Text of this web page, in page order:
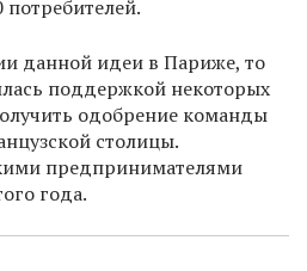
данной идеи в Париже, то
поддержкой некоторых
одобрение команды
столицы.
предпринимателями
года.